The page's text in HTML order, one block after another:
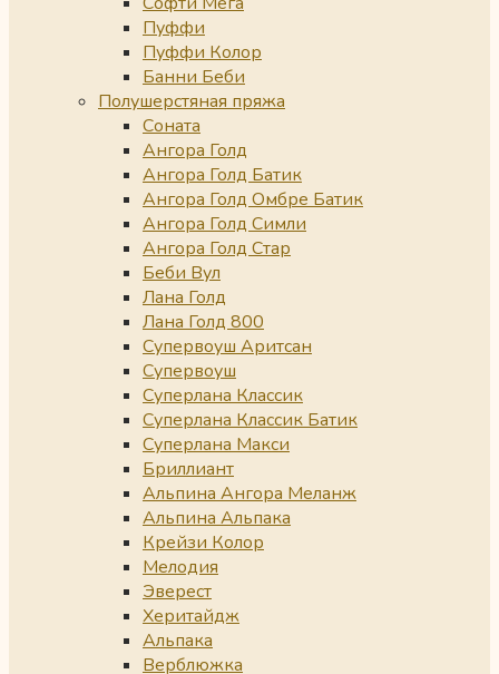
Пуффи
Пуффи Колор
Банни Беби
Полушерстяная пряжа
Соната
Ангора Голд
Ангора Голд Батик
Ангора Голд Омбре Батик
Ангора Голд Симли
Ангора Голд Стар
Беби Вул
Лана Голд
Лана Голд 800
Супервоуш Аритсан
Супервоуш
Суперлана Классик
Суперлана Классик Батик
Суперлана Макси
Бриллиант
Альпина Ангора Меланж
Альпина Альпака
Крейзи Колор
Мелодия
Эверест
Херитайдж
Альпака
Верблюжка